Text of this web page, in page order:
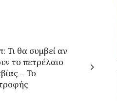
θα συμβεί αν
το πετρέλαιο
– Το